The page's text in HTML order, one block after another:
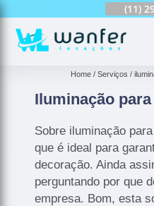
(11)
Home Serviços
Iluminação
Sobre iluminação
que é ideal para
decoração. Ainda
perguntando por que
empresa. Bom, esta